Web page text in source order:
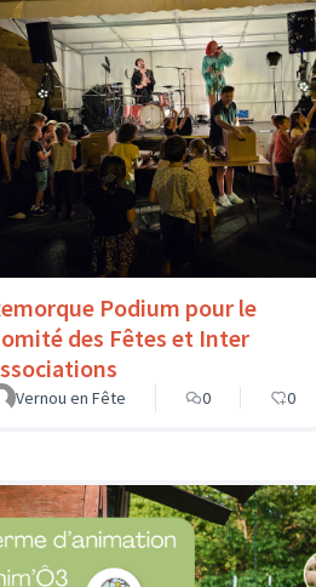
Podium pour le
des Fêtes et Inter
Vernou en Fête 0 0